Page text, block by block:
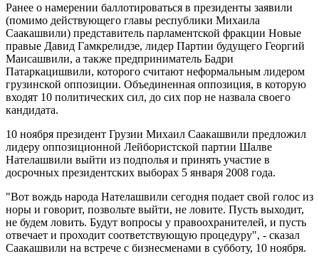
Ранее о намерении баллотироваться в президенты заявили
(помимо действующего главы республики Михаила
Саакашвили) представитель парламентской фракции Новые
правые Давид Гамкрелидзе, лидер Партии будущего Георгий
Маисашвили, а также предприниматель Бадри
Патаркацишвили, которого считают неформальным лидером
грузинской оппозиции. Объединенная оппозиция, в которую
входят 10 политических сил, до сих пор не назвала своего
кандидата.
10 ноября президент Грузии Михаил Саакашвили предложил
лидеру оппозиционной Лейбористской партии Шалве
Нателашвили выйти из подполья и принять участие в
досрочных президентских выборах 5 января 2008 года.
"Вот вождь народа Нателашвили сегодня подает свой голос из
норы и говорит, позвольте выйти, не ловите. Пусть выходит,
не будем ловить. Будут вопросы у правоохранителей, и пусть
отвечает и проходит соответствующую процедуру", - сказал
Саакашвили на встрече с бизнесменами в субботу, 10 ноября.